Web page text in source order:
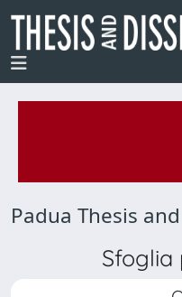
Padua Thesis
Sfoglia